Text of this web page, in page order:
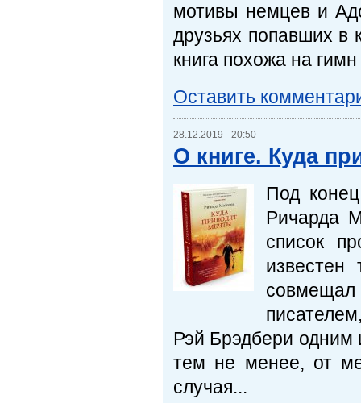
мотивы немцев и
друзьях попавших в
книга похожа на
Оставить
28.12.2019 - 20:50
О книге. Куда
Под
Ричарда
список
Рэй Брэдбери одним
тем не менее, от
случая...